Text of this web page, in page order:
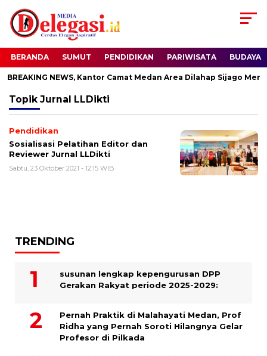
BERANDA SUMUT PENDIDIKAN PARIWISATA BUDAYA
BREAKING NEWS, Kantor Camat Medan Area Dilahap Sijago Merah
Topik Jurnal LLDikti
Pendidikan
Sosialisasi Pelatihan Editor dan
Reviewer Jurnal LLDikti
Sabtu, 23 Oktober 2021 - 12:15 WIB
TRENDING
susunan lengkap kepengurusan DPP
Gerakan Rakyat periode 2025-2029:
Pernah Praktik di Malahayati Medan, Prof
Ridha yang Pernah Soroti Hilangnya Gelar
Profesor di Pilkada